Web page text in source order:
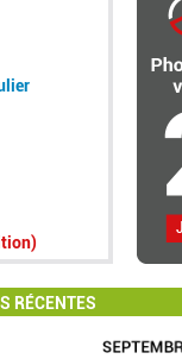
RÉCENTES